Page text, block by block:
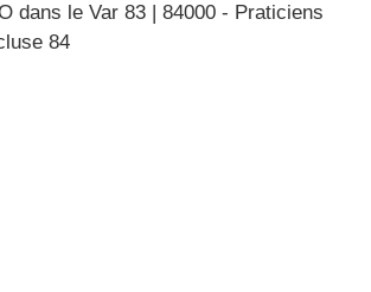
dans le Var 83
84000 - Praticiens
84